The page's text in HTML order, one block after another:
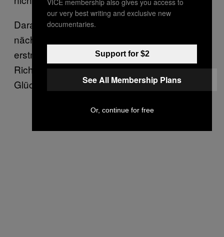
Daraufhin sprang ich panisch in den
nächstbesten Bus und mir war es auch
erstmal total egal, dass ich in die falsche
Richtung fuhr. Den Typen habe ich zum
Glück nie wieder gesehen.
our very best writing and exclusive new
documentaries.
Support for $2
See All Membership Plans
Or, continue for free